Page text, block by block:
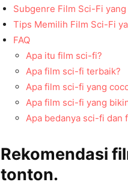
Subgenre Film Sci-Fi
Tips Memilih Film Sci-Fi
FAQ
Apa itu film sci-fi?
Apa film sci-fi terbaik?
Apa film sci-fi yang
Apa film sci-fi yang
Apa bedanya sci-fi dan
Rekomendasi
tonton.